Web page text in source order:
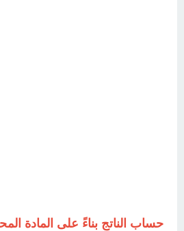
حساب الناتج بناءً على المادة